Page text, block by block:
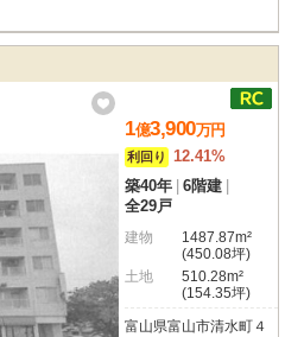
1億3,900万円
利回り
12.41%
築40年 6階建
全29戸
建物
1487.87m²
(450.08坪)
土地
510.28m²
(154.35坪)
富山県富山市清水町４